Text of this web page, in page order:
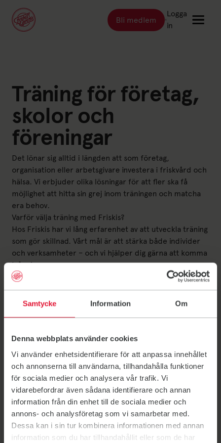
Samtycke Information Om
Denna webbplats använder cookies
Vi använder enhetsidentifierare för att anpassa innehållet
och annonserna till användarna, tillhandahålla funktioner
för sociala medier och analysera vår trafik. Vi
vidarebefordrar även sådana identifierare och annan
information från din enhet till de sociala medier och
annons- och analysföretag som vi samarbetar med.
Dessa kan i sin tur kombinera informationen med annan
information som du har tillhandahållit eller som de har
Länk till: Bli medlem
Bli medlem
Logga
in
Länk till: Träningsställen
Träningsställen
Länk till: Priser
Priser
Länk till: Event & kurser
Event & kurser
Länk till: Inspiration
Inspiration
Länk till: Schema
Schema
Logga in
Friskis Sverige
Träning för företag,
skolor och
föreningar
Det lönar sig alltid i längden att som företag,
organisation eller arbetsgivare investera i friskvård och
hälsa. Vi erbjuder olika lösningar för att fler ska få
möjlighet att hitta sin grej inom träningen och matcha
era behov.
Varför välja träning med Friskis?
Hos Friskis har vi lång erfarenhet av att utveckla träning
som gör skillnad. Vårt mål är att stärka både individer
och verksamheter – och vi hjälper dig gärna att komma
igång!
Redan lite fysisk aktivitet kan göra stor skillnad för hur
vi människor mår både fysiskt och psykiskt. Här är bara
några av fördelarna:
Förbättrad koncentrationsförmågan
Stärker kroppen och bidrar till långsiktig hälsa
Förbättrad gemenskap och trivsel
Kontakt och bokning
Tveka inte att höra av dig så pratar vi vidare.